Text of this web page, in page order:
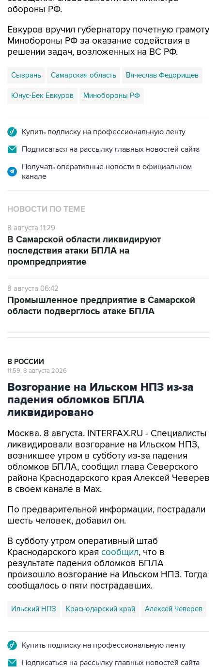
обороны РФ.
Евкуров вручил губернатору почетную грамоту
Минобороны РФ за оказание содействия в
решении задач, возложенных на ВС РФ.
Сызрань Самарская область Вячеслав Федорищев
Юнус-Бек Евкуров Минобороны РФ
Купить подписку на профессиональную ленту
Подписаться на рассылку главных новостей сайта
Получать оперативные новости в официальном
канале
НОВОСТИ ПО ТЕМЕ
8 августа 11:29
В Самарской области ликвидируют
последствия атаки БПЛА на
промпредприятие
8 августа 06:42
Промышленное предприятие в Самарской
области подверглось атаке БПЛА
В РОССИИ
11:59, 8 августа 2026
Возгорание на Ильском НПЗ из-за
падения обломков БПЛА
ликвидировано
Москва. 8 августа. INTERFAX.RU - Специалисты
ликвидировали возгорание на Ильском НПЗ,
возникшее утром в субботу из-за падения
обломков БПЛА, сообщил глава Северского
района Краснодарского края Алексей Чеверев
в своем канале в Max.
По предварительной информации, пострадали
шесть человек, добавил он.
В субботу утром оперативный штаб
Краснодарского края сообщил, что в
результате падения обломков БПЛА
произошло возгорание на Ильском НПЗ. Тогда
сообщалось о пяти пострадавших.
Ильский НПЗ Краснодарский край Алексей Чеверев
Купить подписку на профессиональную ленту
Подписаться на рассылку главных новостей сайта